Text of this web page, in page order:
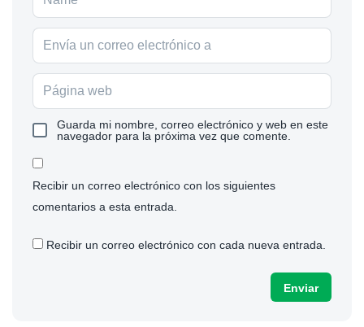
Guarda mi nombre, correo electrónico y web en este
navegador para la próxima vez que comente.
Recibir un correo electrónico con los siguientes
comentarios a esta entrada.
Recibir un correo electrónico con cada nueva entrada.